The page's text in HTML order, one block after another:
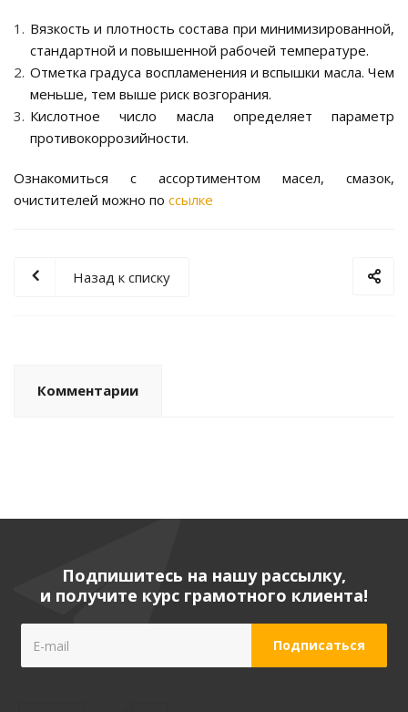
Вязкость и плотность состава при минимизированной,
стандартной и повышенной рабочей температуре.
Отметка градуса воспламенения и вспышки масла. Чем
меньше, тем выше риск возгорания.
Кислотное число масла определяет параметр
противокоррозийности.
Ознакомиться с ассортиментом масел, смазок,
очистителей можно по ссылке
Назад к списку
Комментарии
Подпишитесь на нашу рассылку,
и получите курс грамотного клиента!